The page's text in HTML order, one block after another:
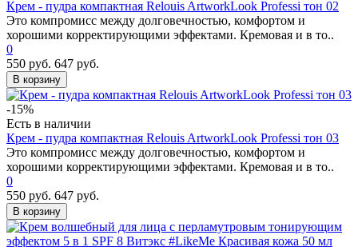
Крем - пудра компактная Relouis ArtworkLook Professi тон 02
Это компромисс между долговечностью, комфортом и
хорошими корректирующими эффектами. Кремовая и в то..
0
550 руб. 647 руб.
В корзину
-15%
Есть в наличии
Крем - пудра компактная Relouis ArtworkLook Professi тон 03
Это компромисс между долговечностью, комфортом и
хорошими корректирующими эффектами. Кремовая и в то..
0
550 руб. 647 руб.
В корзину